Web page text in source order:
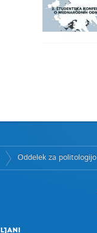
Oddelek za politologijo